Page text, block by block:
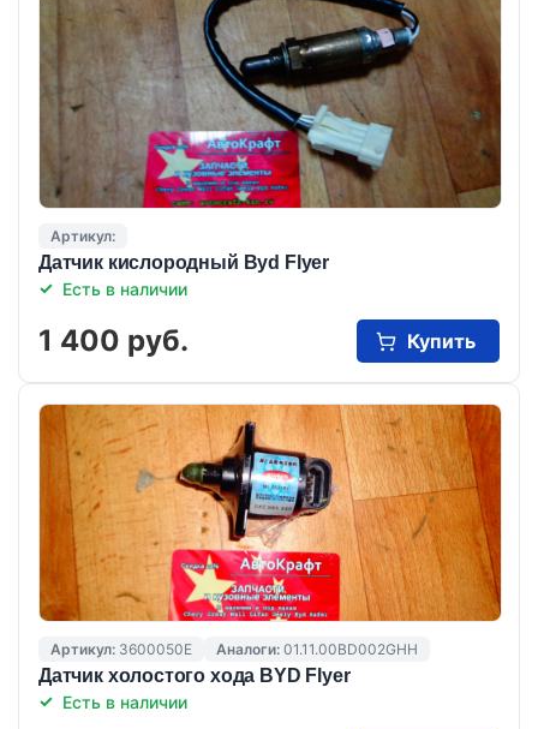
Артикул:
Датчик кислородный Byd Flyer
Есть в наличии
1 400 руб. Купить
Артикул: 3600050E Аналоги: 01.11.00BD002GHH
Датчик холостого хода BYD Flyer
Есть в наличии